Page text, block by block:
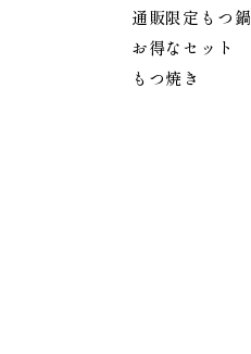
通販限定もつ鍋
お得なセット
もつ焼き